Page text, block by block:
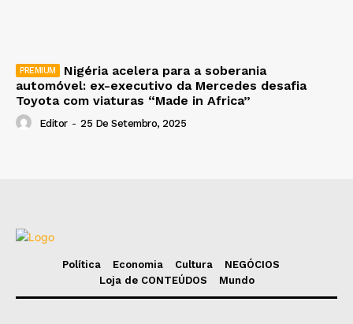
Nigéria acelera para a soberania
automóvel: ex-executivo da Mercedes desafia
Toyota com viaturas “Made in Africa”
Editor - 25 De Setembro, 2025
Política Economia Cultura
NEGÓCIOS
Loja de CONTEÚDOS
Mundo